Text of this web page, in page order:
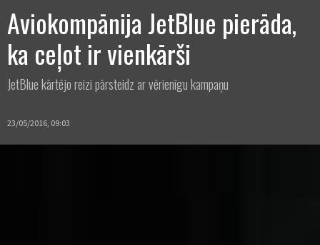
Aviokompānija JetBlue pierāda,
ka ceļot ir vienkārši
JetBlue kārtējo reizi pārsteidz ar vērienīgu kampaņu
23/05/2016, 09:03